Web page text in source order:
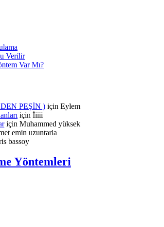
PEŞİN ) için Eylem
için İiiii
için Muhammed yüksek
emin uzuntarla
bassoy
Yöntemleri